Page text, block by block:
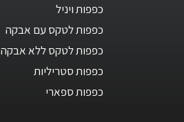
כפפות ויניל
כפפות לטקס עם אבקה
כפפות לטקס ללא אבקה
כפפות סטריליות
כפפות ספארי